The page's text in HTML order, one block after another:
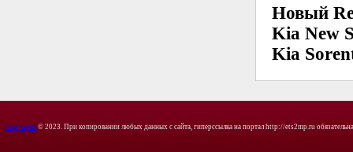
Новый
Kia New
Kia
Copyright © 2023. При копировании любых данных с сайта, гиперссылка на портал http://ets2mp.ru